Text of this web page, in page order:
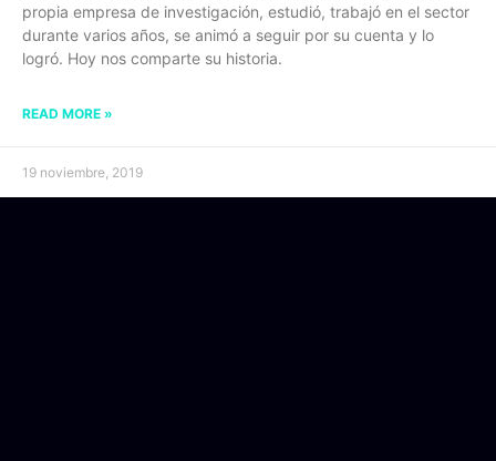
propia empresa de investigación, estudió, trabajó en el sector
durante varios años, se animó a seguir por su cuenta y lo
logró. Hoy nos comparte su historia.
READ MORE »
19 noviembre, 2019